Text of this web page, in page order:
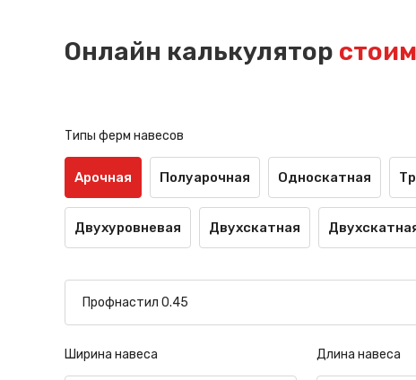
Онлайн калькулятор
Типы ферм навесов
Арочная Полуарочная Односкатная
Двухуровневая Двухскатная
Ширина навеса Длина навеса